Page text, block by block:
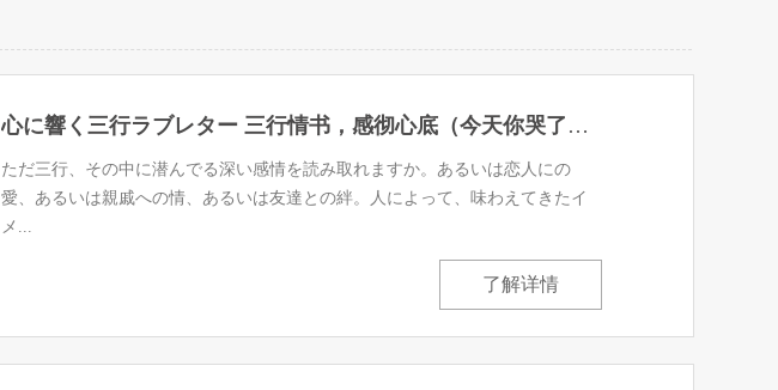
心に響く三行ラブレター 三行情书，感彻心底（今天你哭了么？）(29)
ただ三行、その中に潜んでる深い感情を読み取れますか。あるいは恋人にの
愛、あるいは親戚への情、あるいは友達との絆。人によって、味わえてきたイ
メ...
了解详情